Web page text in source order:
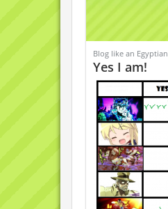
Blog like an Egyptian
Yes I am!